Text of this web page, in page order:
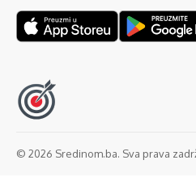
© 2026 Sredinom.ba. Sva prava